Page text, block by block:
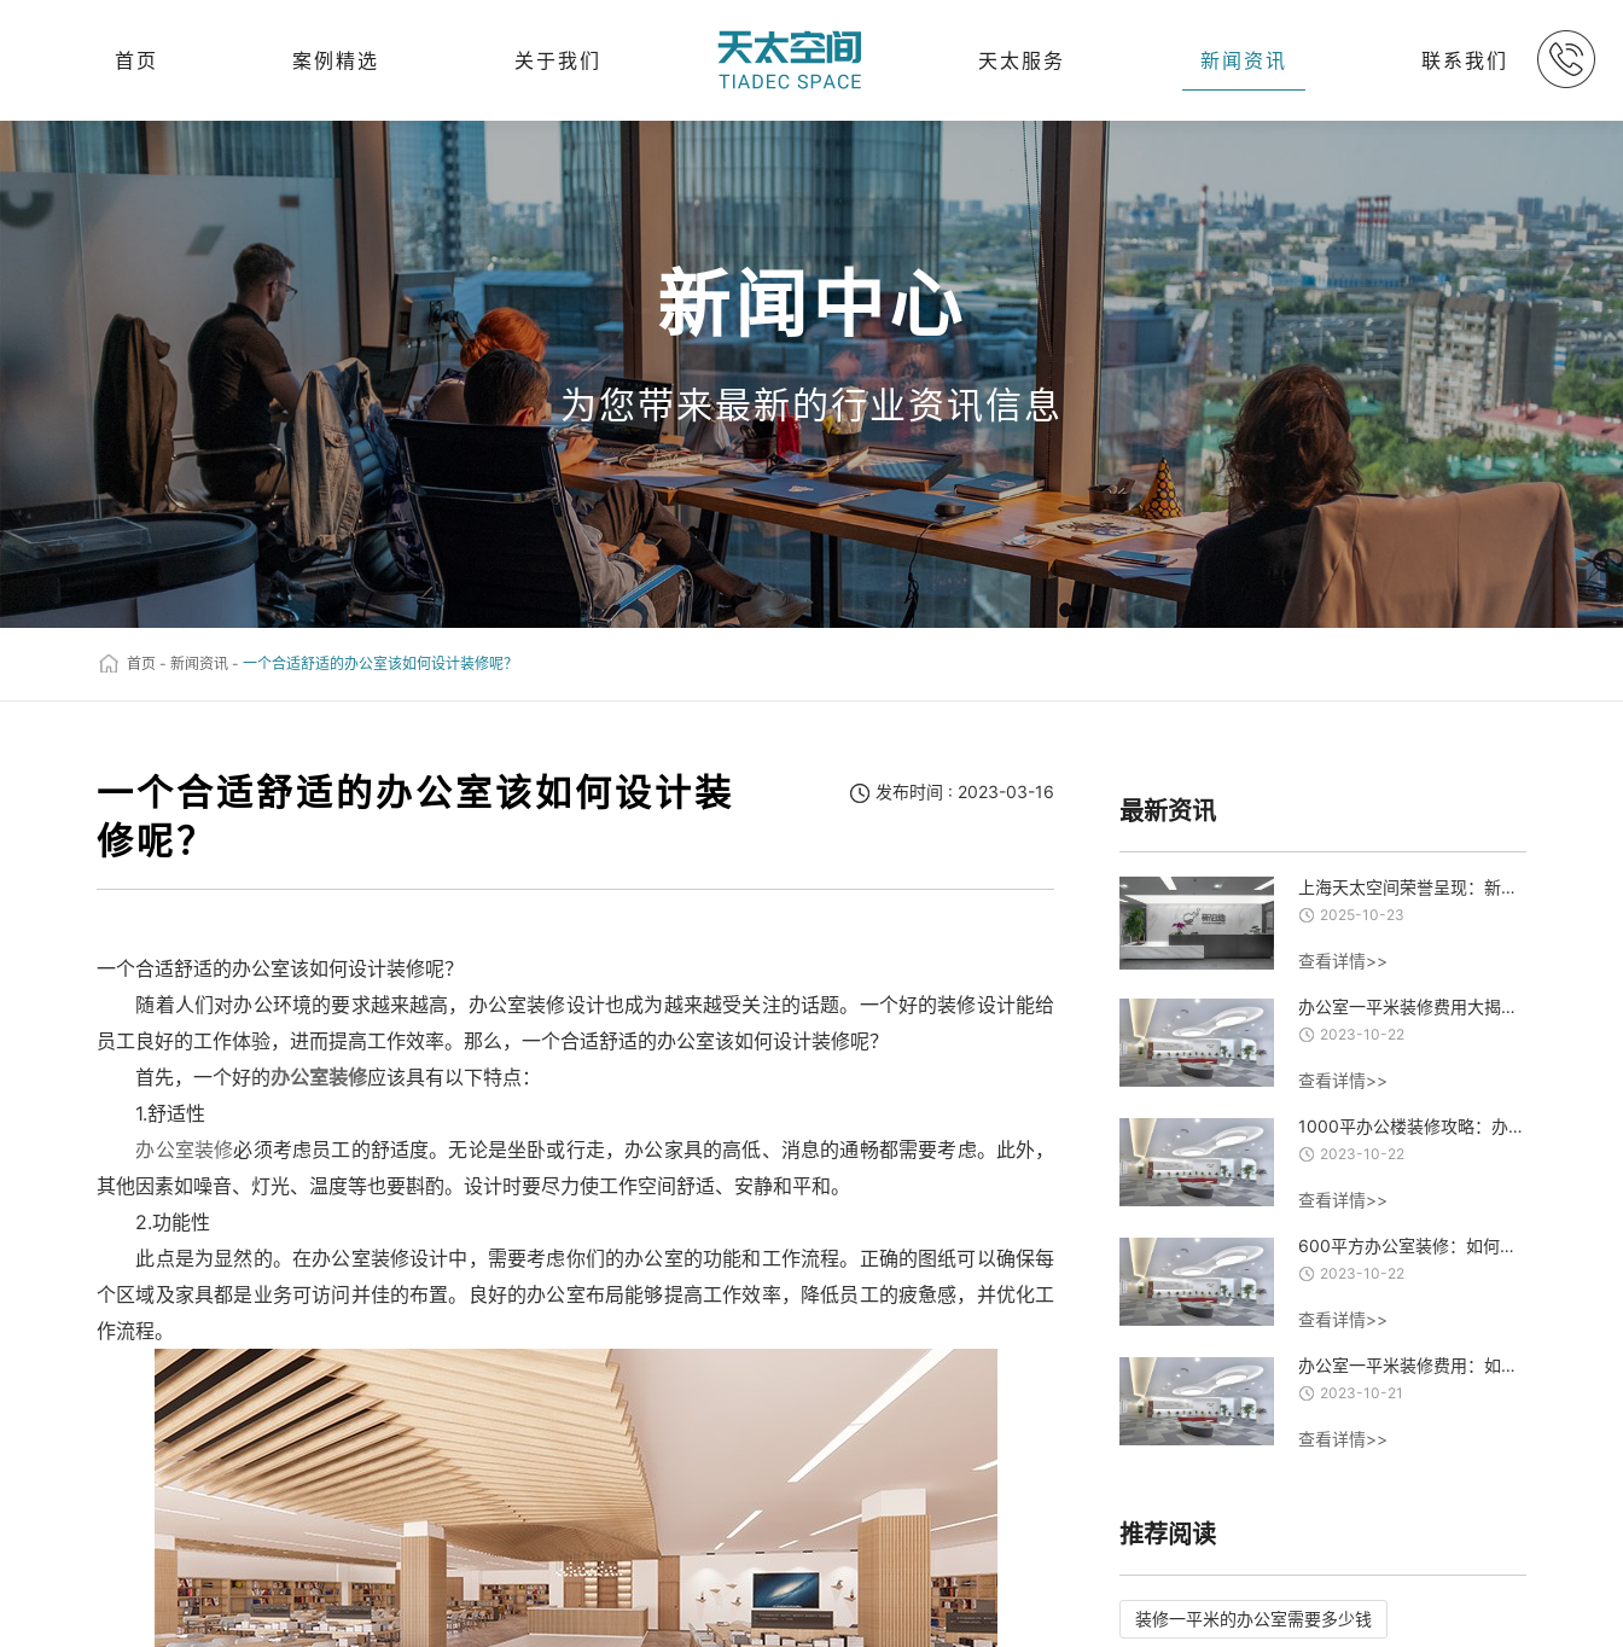
首页 案例精选 关于我们 天太服务 新闻资讯 联系我们
新闻中心
为您带来最新的行业资讯信息
首页 - 新闻资讯 - 一个合适舒适的办公室该如何设计装修呢？
一个合适舒适的办公室该如何设计装
修呢？
发布时间 : 2023-03-16
一个合适舒适的办公室该如何设计装修呢？
随着人们对办公环境的要求越来越高，办公室装修设计也成为越来越受关注的话题。一个好的装修设计能给
员工良好的工作体验，进而提高工作效率。那么，一个合适舒适的办公室该如何设计装修呢？
首先，一个好的办公室装修应该具有以下特点：
1.舒适性
办公室装修必须考虑员工的舒适度。无论是坐卧或行走，办公家具的高低、消息的通畅都需要考虑。此外，
其他因素如噪音、灯光、温度等也要斟酌。设计时要尽力使工作空间舒适、安静和平和。
2.功能性
此点是为显然的。在办公室装修设计中，需要考虑你们的办公室的功能和工作流程。正确的图纸可以确保每
个区域及家具都是业务可访问并佳的布置。良好的办公室布局能够提高工作效率，降低员工的疲惫感，并优化工
作流程。
最新资讯
上海天太空间荣誉呈现：新泊地4500㎡总部科研办公一体化空间圆满交付
2025-10-23
查看详情>>
办公室一平米装修费用大揭秘：从设计到材料，了解每一项费用的合理估算
2023-10-22
查看详情>>
1000平办公楼装修攻略：办公楼装修设计、材料选择与施工流程全指南
2023-10-22
查看详情>>
600平方办公室装修：如何打造一个高效、舒适、创意的办公环境？
2023-10-22
查看详情>>
办公室一平米装修费用：如何合理控制装修成本，实现精致办公空间的经济建设
2023-10-21
查看详情>>
推荐阅读
装修一平米的办公室需要多少钱